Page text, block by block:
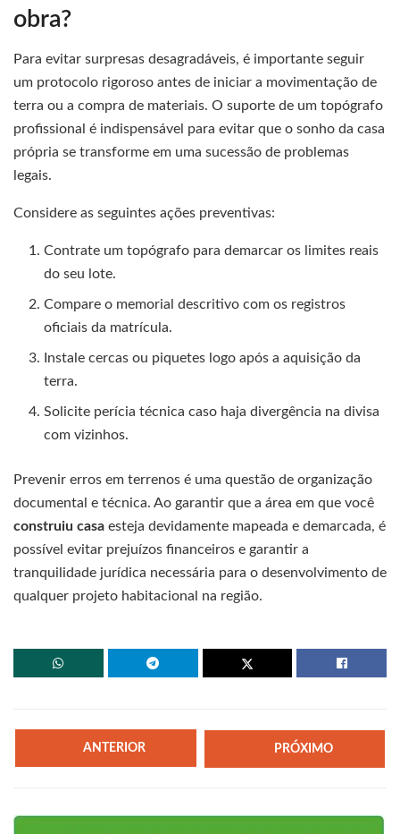
obra?
Para evitar surpresas desagradáveis, é importante seguir
um protocolo rigoroso antes de iniciar a movimentação de
terra ou a compra de materiais. O suporte de um topógrafo
profissional é indispensável para evitar que o sonho da casa
própria se transforme em uma sucessão de problemas
legais.
Considere as seguintes ações preventivas:
Contrate um topógrafo para demarcar os limites reais
do seu lote.
Compare o memorial descritivo com os registros
oficiais da matrícula.
Instale cercas ou piquetes logo após a aquisição da
terra.
Solicite perícia técnica caso haja divergência na divisa
com vizinhos.
Prevenir erros em terrenos é uma questão de organização
documental e técnica. Ao garantir que a área em que você
construiu casa esteja devidamente mapeada e demarcada, é
possível evitar prejuízos financeiros e garantir a
tranquilidade jurídica necessária para o desenvolvimento de
qualquer projeto habitacional na região.
ANTERIOR PRÓXIMO